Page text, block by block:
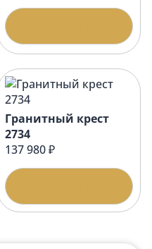
Гранитный крест
2734
137 980 ₽